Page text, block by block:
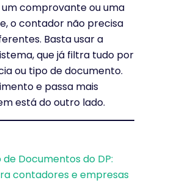
comprovante ou uma
o contador não precisa
Basta usar a
que já filtra tudo por
ou tipo de documento.
e passa mais
está do outro lado.
Documentos do DP:
contadores e empresas